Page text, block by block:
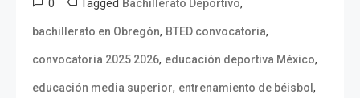
0 Tagged Bachillerato Deportivo,
bachillerato en Obregón, BTED convocatoria,
convocatoria 2025 2026, educación deportiva México,
educación media superior, entrenamiento de béisbol ,